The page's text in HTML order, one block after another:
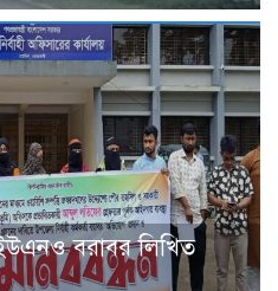
বরাবর লিখিত